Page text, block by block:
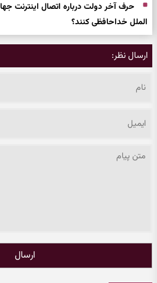
حرف آخر دولت درباره اتصال اینترنت
الملل خداحافظی کنند؟
ارسال نظر:
ارسال